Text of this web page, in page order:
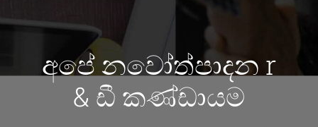
අපේ නවෝත්පාදන r
& ඩී කණ්ඩායම